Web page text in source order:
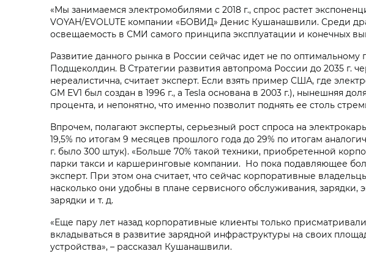
«Мы занимаемся электромобилями с 2018 г., спрос растет
VOYAH/EVOLUTE компании «БОВИД» Денис Кушанашвили. Среди
освещаемость в СМИ самого принципа эксплуатации и конечных
Развитие данного рынка в России сейчас идет не по
Подщеколдин. В Стратегии развития автопрома России до 2035 г.
нереалистична, считает эксперт. Если взять пример США, где
GM EV1 был создан в 1996 г., а Tesla основана в 2003 г.), нынешняя
процента, и непонятно, что именно позволит поднять ее столь
Впрочем, полагают эксперты, серьезный рост спроса на
19,5% по итогам 9 месяцев прошлого года до 29% по итогам
г. было 300 штук). «Больше 70% такой техники, приобретенной
парки такси и каршеринговые компании. Но пока подавляющее
эксперт. При этом она считает, что сейчас корпоративные
насколько они удобны в плане сервисного обслуживания, зарядки,
зарядки и т. д.
«Еще пару лет назад корпоративные клиенты только
вкладываться в развитие зарядной инфраструктуры на своих
устройства», – рассказал Кушанашвили.